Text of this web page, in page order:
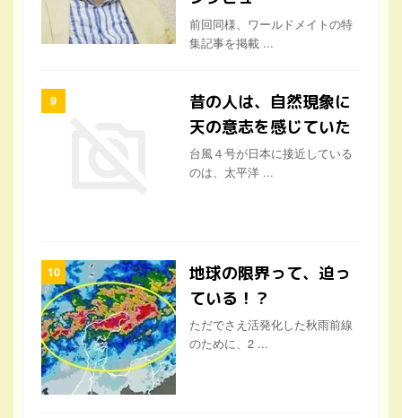
前回同様、ワールドメイトの特
集記事を掲載 ...
昔の人は、自然現象に
天の意志を感じていた
台風４号が日本に接近している
のは、太平洋 ...
地球の限界って、迫っ
ている！？
ただでさえ活発化した秋雨前線
のために、2 ...